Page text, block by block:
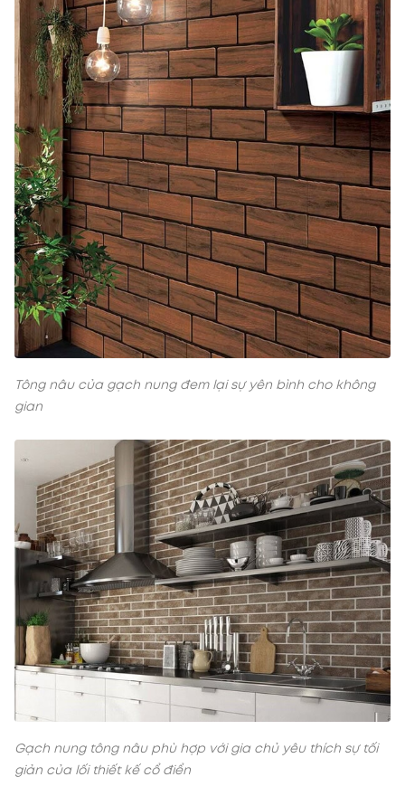
Tông nâu của gạch nung đem lại sự yên bình cho không
gian
Gạch nung tông nâu phù hợp với gia chủ yêu thích sự tối
giản của lối thiết kế cổ điển